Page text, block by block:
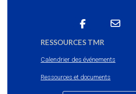
RESSOURCES TMR
Calendrier des événements
Ressources et documents